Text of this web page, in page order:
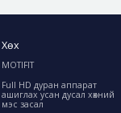
Хөх
MOTIFIT
Full HD дуран аппарат
ашиглах усан дусал хөхний
мэс засал